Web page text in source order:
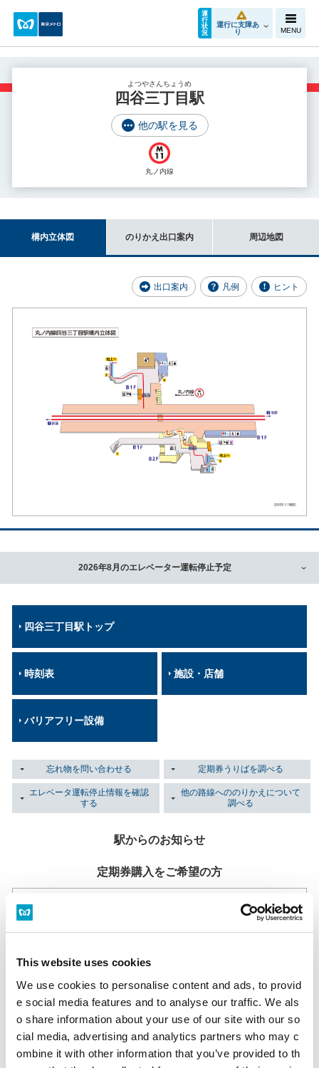
This website uses cookies
We use cookies to personalise content and ads, to provid
e social media features and to analyse our traffic. We als
o share information about your use of our site with our so
cial media, advertising and analytics partners who may c
ombine it with other information that you’ve provided to th
運
行
状
況
運行に支障あ
り
MENU
よつやさんちょうめ
四谷三丁目駅
他の駅を見る
丸ノ内線
構内立体図 のりかえ出口案内 周辺地図
出口案内 凡例 ヒント
2026年8月のエレベーター運転停止予定
四谷三丁目駅トップ
時刻表 施設・店舗
バリアフリー設備
忘れ物を問い合わせる 定期券うりばを調べる
エレベータ運転停止情報を確認
する
他の路線へののりかえについて
調べる
駅からのお知らせ
定期券購入をご希望の方
定期券うりば
当駅には定期券うりばはございません。
定期券うりば一覧
多機能券売機
営業時間 始発～終電（一部のサービスを除く）
忘れ物をした方